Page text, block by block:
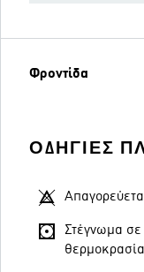
Φροντίδα
ΟΔΗΓΊΕΣ
Στέγνωμα σε
θερμοκρασία